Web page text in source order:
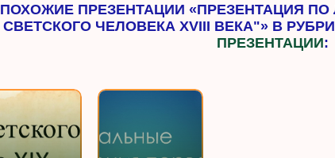
ПОХОЖИЕ ПРЕЗЕНТАЦИИ «ПРЕЗЕНТАЦИЯ ПО
СВЕТСКОГО ЧЕЛОВЕКА XVIII ВЕКА"» В
ПРЕЗЕНТАЦИИ: